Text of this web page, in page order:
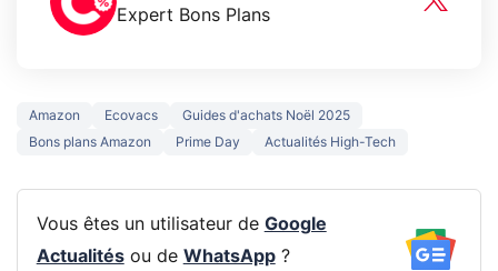
Expert Bons Plans
Amazon Ecovacs
Guides d'achats Noël 2025
Bons plans Amazon
Prime Day Actualités High-Tech
Vous êtes un utilisateur de Google
Actualitésou de WhatsApp?